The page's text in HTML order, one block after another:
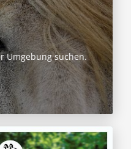
Umgebung suchen.